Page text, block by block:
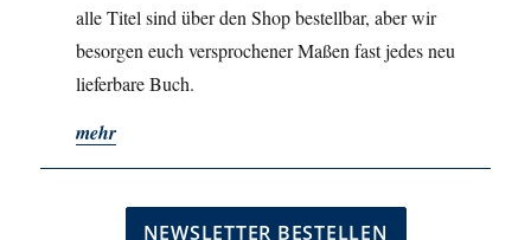
alle Titel sind über den Shop bestellbar, aber wir
besorgen euch versprochener Maßen fast jedes neu
lieferbare Buch.
mehr